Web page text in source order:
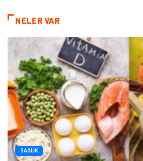
NELER VAR
SAĞLIK